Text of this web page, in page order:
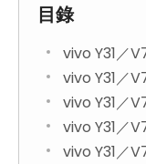
目錄
vivo Y31／
vivo Y31／
vivo Y31／
vivo Y31／
vivo Y31／